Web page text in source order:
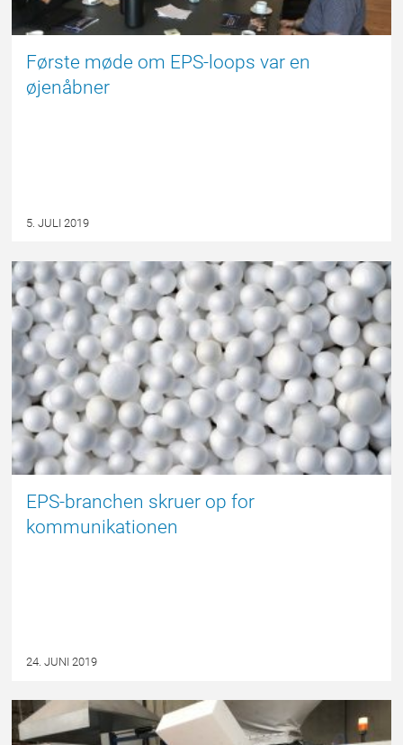
Første møde om EPS-loops var en
øjenåbner
5. JULI 2019
EPS-branchen skruer op for
kommunikationen
24. JUNI 2019
NYHED